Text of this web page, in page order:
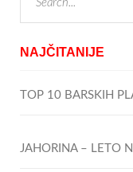
NAJČITANIJE
TOP 10 BARSKIH
JAHORINA – LETO